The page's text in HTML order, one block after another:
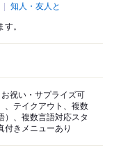
知人・友人と
。
祝い・サプライズ可
、テイクアウト、複数
）、複数言語対応スタ
付きメニューあり